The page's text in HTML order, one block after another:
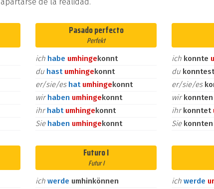
Pasado perfecto
Perfekt
ich habe umhingekonnt
du hast umhingekonnt
er/sie/es hat umhingekonnt
wirhaben umhingekonnt
ihrhabt umhingekonnt
Sie haben umhingekonnt
ich konnte
du
er/sie/es
wirkonnten
ihrkonntet
Sie konnten
Futuro I
Futur I
ichwerde umhinkönnen
ich werde